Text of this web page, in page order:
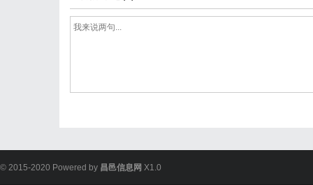
© 2015-2020 Powered by 昌邑信息网 X1.0